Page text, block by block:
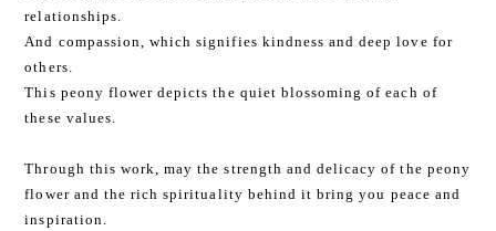
relationships.
And compassion, which signifies kindness and deep love for
others.
This peony flower depicts the quiet blossoming of each of
these values.
Through this work, may the strength and delicacy of the peony
flower and the rich spirituality behind it bring you peace and
inspiration.